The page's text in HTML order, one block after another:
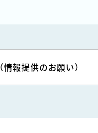
（情報提供のお願い）